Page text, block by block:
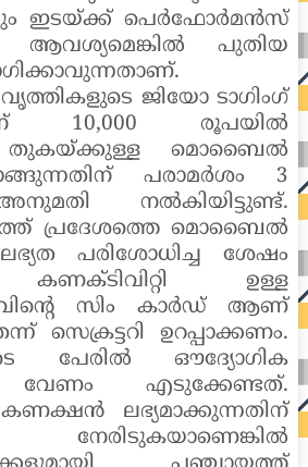
ഇടയ്ക്ക് പെർഫോർമൻസ്
ആവശ്യമെങ്കിൽ പുതിയ
ജിയോ ടാഗിംഗ്
10,000 രൂപയിൽ
തുകയ്ക്കുള്ള മൊബൈൽ
പരാമർശം 3
നൽകിയിട്ടുണ്ട്.
പ്രദേശത്തെ മൊബൈൽ
പരിശോധിച്ച ശേഷം
ഉള്ള
സിം കാർഡ് ആണ്
സെക്രട്ടറി ഉറപ്പാക്കണം.
പേരിൽ ഔദ്യോഗിക
എടുക്കേണ്ടത്.
ലഭ്യമാക്കുന്നതിന്